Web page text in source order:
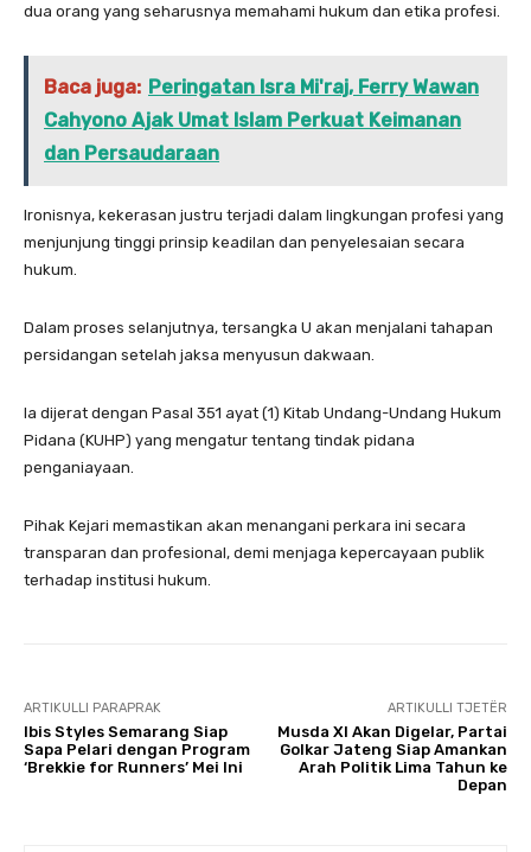
dua orang yang seharusnya memahami hukum dan etika profesi.
Baca juga: Peringatan Isra Mi'raj, Ferry Wawan
Cahyono Ajak Umat Islam Perkuat Keimanan
dan Persaudaraan
Ironisnya, kekerasan justru terjadi dalam lingkungan profesi yang
menjunjung tinggi prinsip keadilan dan penyelesaian secara
hukum.
Dalam proses selanjutnya, tersangka U akan menjalani tahapan
persidangan setelah jaksa menyusun dakwaan.
Ia dijerat dengan Pasal 351 ayat (1) Kitab Undang-Undang Hukum
Pidana (KUHP) yang mengatur tentang tindak pidana
penganiayaan.
Pihak Kejari memastikan akan menangani perkara ini secara
transparan dan profesional, demi menjaga kepercayaan publik
terhadap institusi hukum.
ARTIKULLI PARAPRAK
Ibis Styles Semarang Siap
Sapa Pelari dengan Program
‘Brekkie for Runners’ Mei Ini
ARTIKULLI TJETËR
Musda XI Akan Digelar, Partai
Golkar Jateng Siap Amankan
Arah Politik Lima Tahun ke
Depan